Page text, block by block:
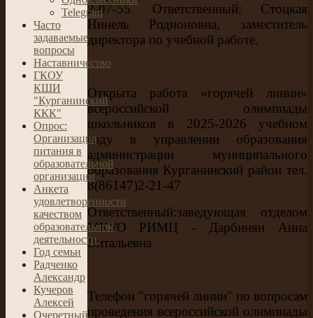
2-07-55. Ответственный: Стоцкая
Нинель Родионовна, заместитель
директора по учебной работе.
Открыта работа «горячей линии»
всероссийской олимпиады
школьников в 2025-2026 учебном
году в управлении образования
администрации муниципального
образования Курганинский район тел.
8(86147)2-21-47
Ответственный:заведующая отделом
МКУО РИМЦ - Дарбинян Анна
Витальевна
Телефон "горячей линии" по вопросам
проведения всероссийской олимпиады
Telegram
Часто
задаваемые
вопросы
Наставничество
ГКОУ
КШИ
"Курганинский
ККК"
Опрос:
Организация
питания в
образовательной
организации
Анкета
удовлетворенности
качеством
образовательной
деятельности.
Год семьи
Радченко
Александр
Кучеров
Алексей
Очеретный